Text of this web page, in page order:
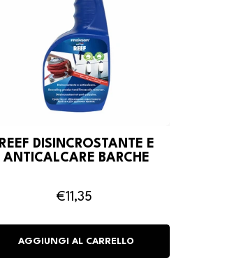
REEF DISINCROSTANTE E
ANTICALCARE BARCHE
€11,35